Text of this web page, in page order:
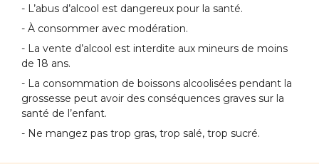
- L’abus d’alcool est dangereux pour la santé.
- À consommer avec modération.
- La vente d’alcool est interdite aux mineurs de moins
de 18 ans.
- La consommation de boissons alcoolisées pendant la
grossesse peut avoir des conséquences graves sur la
santé de l’enfant.
- Ne mangez pas trop gras, trop salé, trop sucré.